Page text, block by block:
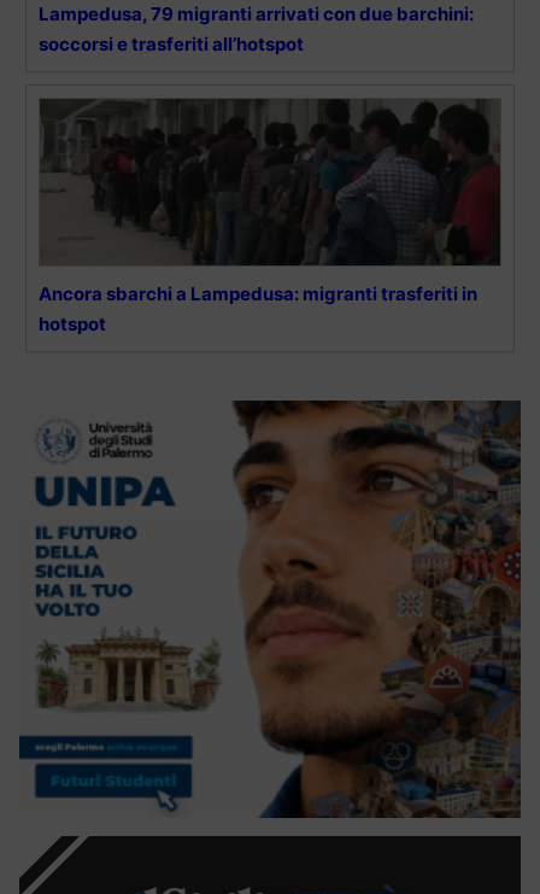
Lampedusa, 79 migranti arrivati con due barchini:
soccorsi e trasferiti all’hotspot
Ancora sbarchi a Lampedusa: migranti trasferiti in
hotspot